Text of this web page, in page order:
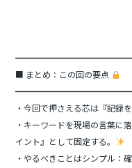
■ まとめ：この回の要点
・今回で押さえる芯は『記録
・キーワードを現場の言葉に
イント』として固定する。
・やるべきことはシンプル：